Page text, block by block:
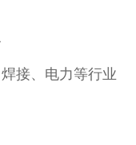
接、电力等行业